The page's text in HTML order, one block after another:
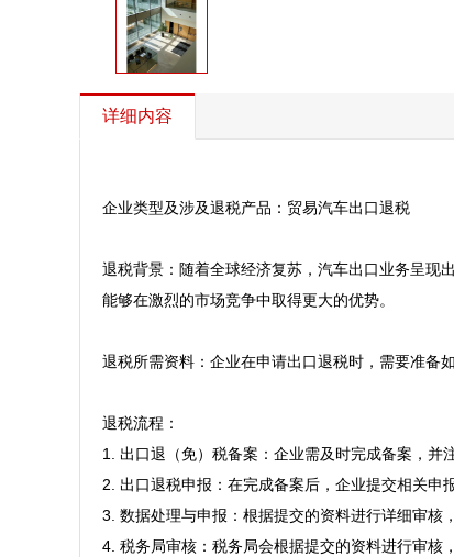
详细内容
企业类型及涉及退税产品：贸易汽车出口退税
退税背景：随着全球经济复苏，汽车出口业务呈现
能够在激烈的市场竞争中取得更大的优势。
退税所需资料：企业在申请出口退税时，需要准备
退税流程：
1. 出口退（免）税备案：企业需及时完成备案，并
2. 出口退税申报：在完成备案后，企业提交相关申
3. 数据处理与申报：根据提交的资料进行详细审核
4. 税务局审核：税务局会根据提交的资料进行审核